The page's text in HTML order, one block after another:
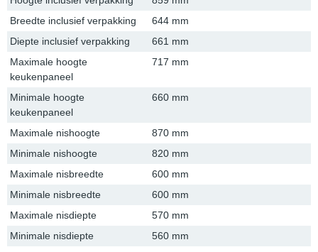
Breedte inclusief verpakking
644 mm
Diepte inclusief verpakking
661 mm
Maximale hoogte
keukenpaneel
717 mm
Minimale hoogte
keukenpaneel
660 mm
Maximale nishoogte
870 mm
Minimale nishoogte
820 mm
Maximale nisbreedte
600 mm
Minimale nisbreedte
600 mm
Maximale nisdiepte
570 mm
Minimale nisdiepte
560 mm